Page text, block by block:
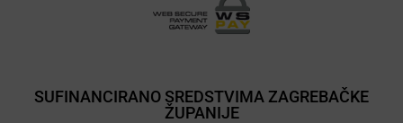
SUFINANCIRANO SREDSTVIMA ZAGREBAČKE
ŽUPANIJE